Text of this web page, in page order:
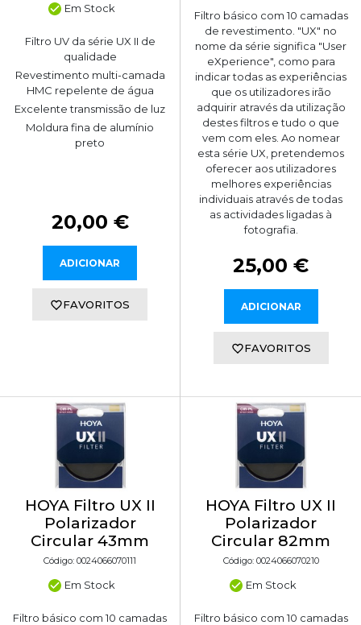
Em Stock
Filtro UV da série UX II de
qualidade
Revestimento multi-camada
HMC repelente de água
Excelente transmissão de luz
Moldura fina de alumínio
preto
20,00 €
ADICIONAR
FAVORITOS
Filtro básico com 10 camadas
de revestimento. "UX" no
nome da série significa "User
eXperience", como para
indicar todas as experiências
que os utilizadores irão
adquirir através da utilização
destes filtros e tudo o que
vem com eles. Ao nomear
esta série UX, pretendemos
oferecer aos utilizadores
melhores experiências
individuais através de todas
as actividades ligadas à
fotografia.
25,00 €
ADICIONAR
FAVORITOS
HOYA Filtro UX II
Polarizador
Circular 43mm
Código: 0024066070111
Em Stock
Filtro básico com 10 camadas
HOYA Filtro UX II
Polarizador
Circular 82mm
Código: 0024066070210
Em Stock
Filtro básico com 10 camadas